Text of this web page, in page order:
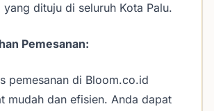
yang dituju di seluruh Kota Palu.
Pemesanan:
pemesanan di Bloom.co.id
mudah dan efisien. Anda dapat